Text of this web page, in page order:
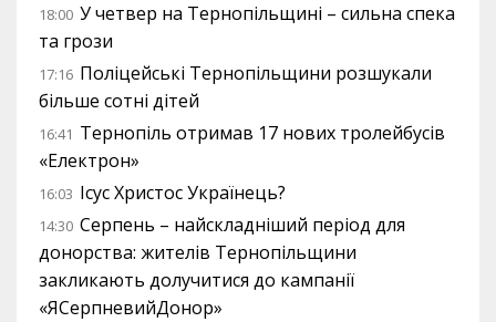
18:00 У четвер на Тернопільщині – сильна спека
та грози
17:16 Поліцейські Тернопільщини розшукали
більше сотні дітей
16:41 Тернопіль отримав 17 нових тролейбусів
«Електрон»
16:03 Ісус Христос Українець?
14:30 Серпень – найскладніший період для
донорства: жителів Тернопільщини
закликають долучитися до кампанії
«ЯСерпневийДонор»